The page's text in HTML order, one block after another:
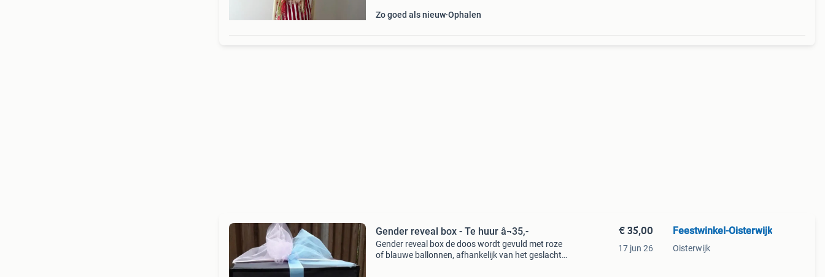
Zo goed als nieuw Ophalen
Gender reveal box - Te huur â¬35,-
Gender reveal box de doos wordt gevuld met roze
of blauwe ballonnen, afhankelijk van het geslacht
€ 35,00
17 jun 26
Feestwinkel-Oisterwijk
Oisterwijk